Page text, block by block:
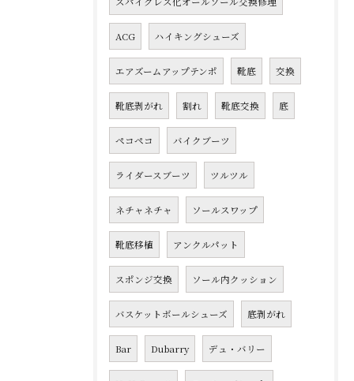
ACG ハイキングシューズ
エアズームアップテンポ 靴底 交換
靴底剥がれ 割れ 靴底交換 底
ペコペコ バイクブーツ
ライダースブーツ ツルツル
ネチャネチャ ソールスワップ
靴底移植 アンクルパット
スポンジ交換 ソール内クッション
バスケットボールシューズ 底剥がれ
Bar Dubarry デュ・バリー